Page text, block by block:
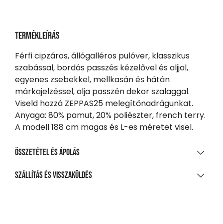
Termékleírás
Férfi cipzáros, állógalléros pulóver, klasszikus
szabással, bordás passzés kézelővel és aljjal,
egyenes zsebekkel, mellkasán és hátán
márkajelzéssel, alja passzén dekor szalaggal.
Viseld hozzá ZEPPAS25 melegítőnadrágunkat.
Anyaga: 80% pamut, 20% poliészter, french terry.
A modell 188 cm magas és L-es méretet visel.
Összetétel és ápolás
ANYAGÖSSZETÉTEL
Szállítás és visszaküldés